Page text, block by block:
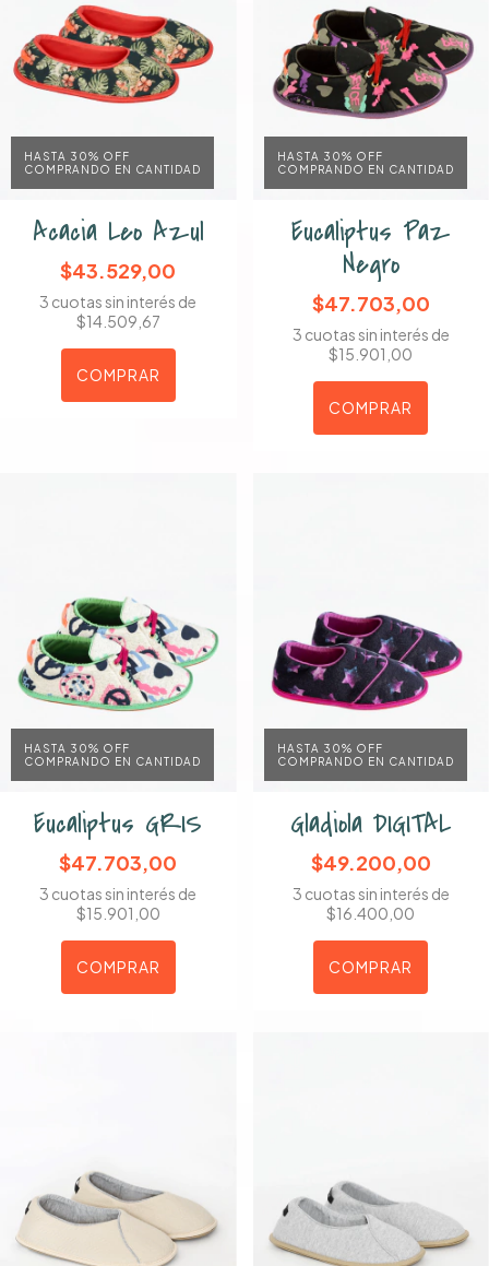
HASTA 30% OFF
COMPRANDO EN CANTIDAD
Acacia Leo Azul
$43.529,00
3 cuotas sin interés de
$14.509,67
COMPRAR
HASTA 30% OFF
COMPRANDO EN CANTIDAD
Eucaliptus Paz
Negro
$47.703,00
3 cuotas sin interés de
$15.901,00
COMPRAR
HASTA 30% OFF
COMPRANDO EN CANTIDAD
Eucaliptus GRIS
$47.703,00
3 cuotas sin interés de
$15.901,00
COMPRAR
HASTA 30% OFF
COMPRANDO EN CANTIDAD
Gladiola DIGITAL
$49.200,00
3 cuotas sin interés de
$16.400,00
COMPRAR